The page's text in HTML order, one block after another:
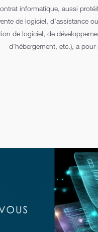
informatique, aussi
de logiciel, d’assistance
de logiciel, de
d’hébergement, etc.), a